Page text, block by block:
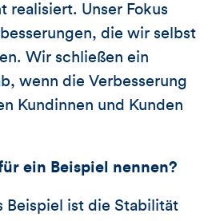
realisiert. Unser Fokus
die wir selbst
Wir schließen ein
wenn die Verbesserung
Kundinnen und Kunden
ein Beispiel nennen?
Beispiel ist die Stabilität